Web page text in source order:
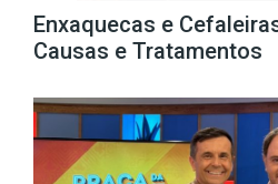
Enxaquecas e
Causas e Tratamentos